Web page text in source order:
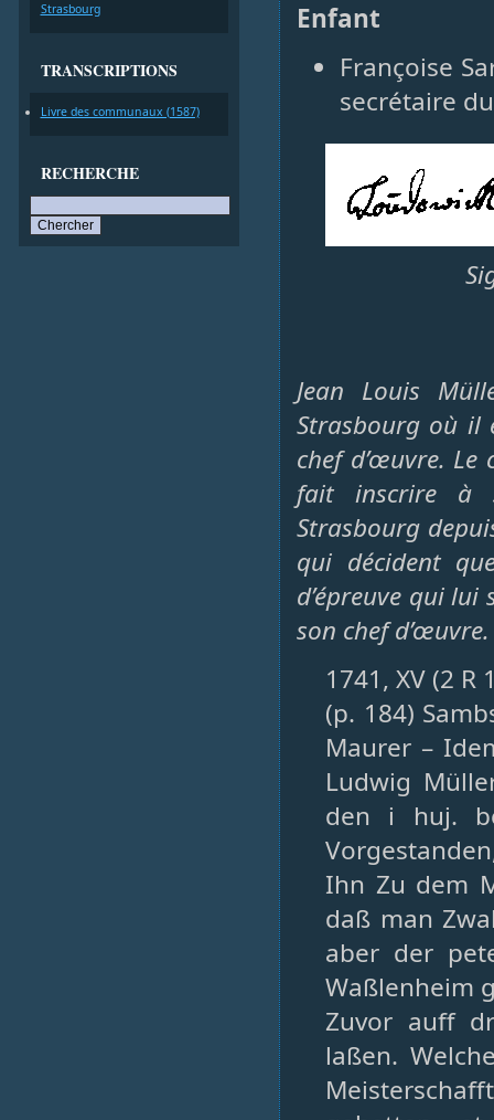
Strasbourg
TRANSCRIPTIONS
Livre des communaux (1587)
RECHERCHE
Enfant
Françoise
secrétaire
Jean Louis
Strasbourg où il
chef d’œuvre. Le
fait inscrire à
Strasbourg
qui décident
d’épreuve qui
son chef d’œuvre.
1741, XV (2 R
(p. 184)
Maurer –
Ludwig
den i huj.
Ihn Zu dem
daß man
aber der
Waßlenheim
Zuvor auff
laßen.